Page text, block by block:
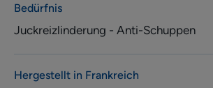
Bedürfnis
Juckreizlinderung - Anti-Schuppen
Hergestellt in Frankreich